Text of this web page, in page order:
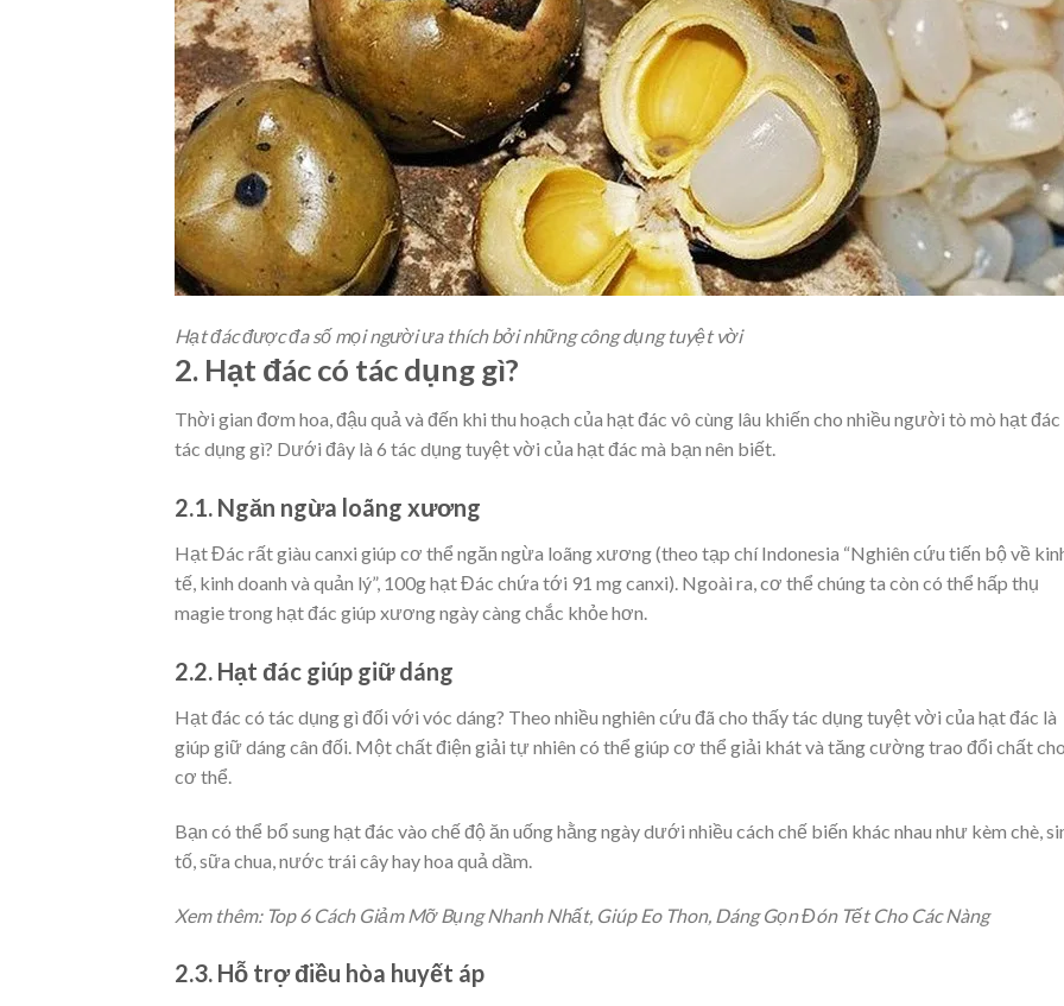
Hạt đác được đa số mọi người ưa thích bởi những công dụng tuyệt vời
2. Hạt đác có tác dụng gì?
Thời gian đơm hoa, đậu quả và đến khi thu hoạch của hạt đác vô cùng lâu khiến cho nhiều người tò mò hạt
tác dụng gì? Dưới đây là 6 tác dụng tuyệt vời của hạt đác mà bạn nên biết.
2.1. Ngăn ngừa loãng xương
Hạt Đác rất giàu canxi giúp cơ thể ngăn ngừa loãng xương (theo tạp chí Indonesia “Nghiên cứu tiến bộ về
tế, kinh doanh và quản lý”, 100g hạt Đác chứa tới 91 mg canxi). Ngoài ra, cơ thể chúng ta còn có thể hấp thụ
magie trong hạt đác giúp xương ngày càng chắc khỏe hơn.
2.2. Hạt đác giúp giữ dáng
Hạt đác có tác dụng gì đối với vóc dáng? Theo nhiều nghiên cứu đã cho thấy tác dụng tuyệt vời của hạt đác là
giúp giữ dáng cân đối. Một chất điện giải tự nhiên có thể giúp cơ thể giải khát và tăng cường trao đổi chất
cơ thể.
Bạn có thể bổ sung hạt đác vào chế độ ăn uống hằng ngày dưới nhiều cách chế biến khác nhau như kèm chè,
tố, sữa chua, nước trái cây hay hoa quả dầm.
Xem thêm: Top 6 Cách Giảm Mỡ Bụng Nhanh Nhất, Giúp Eo Thon, Dáng Gọn Đón Tết Cho Các Nàng
2.3. Hỗ trợ điều hòa huyết áp